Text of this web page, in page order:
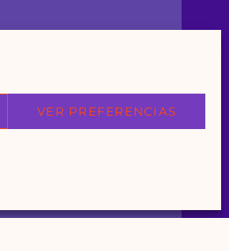
VER PREFERENCIAS